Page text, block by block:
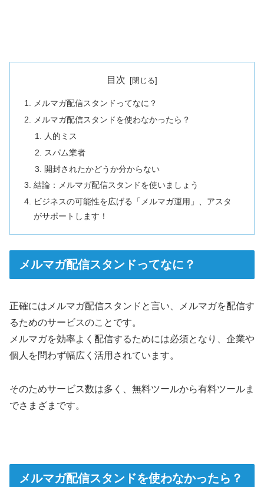
目次
メルマガ配信スタンドってなに？
メルマガ配信スタンドを使わなかったら？
人的ミス
スパム業者
開封されたかどうか分からない
結論：メルマガ配信スタンドを使いましょう
ビジネスの可能性を広げる「メルマガ運用」、アスタ
がサポートします！
メルマガ配信スタンドってなに？
正確にはメルマガ配信スタンドと言い、メルマガを配信す
るためのサービスのことです。
メルマガを効率よく配信するためには必須となり、企業や
個人を問わず幅広く活用されています。
そのためサービス数は多く、無料ツールから有料ツールま
でさまざまです。
メルマガ配信スタンドを使わなかったら？